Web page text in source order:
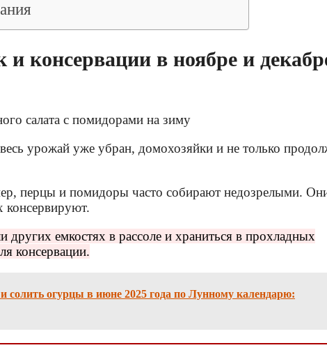
консервации в ноябре и
урожай уже убран, домохозяйки и не только
перцы и помидоры часто собирают недозрелыми.
консервируют.
других емкостях в рассоле и храниться в прохладных
консервации.
солить огурцы в июне 2025 года по Лунному календарю: